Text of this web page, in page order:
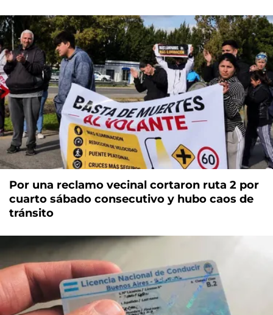
Por una reclamo vecinal cortaron ruta 2 por
cuarto sábado consecutivo y hubo caos de
tránsito